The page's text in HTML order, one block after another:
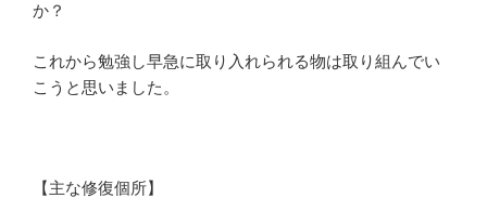
か？
これから勉強し早急に取り入れられる物は取り組んでい
こうと思いました。
【主な修復個所】